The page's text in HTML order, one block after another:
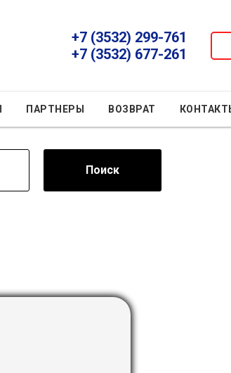
+7 (3532) 299-761
+7 (3532) 677-261
ПАРТНЕРЫ ВОЗВРАТ
Поиск